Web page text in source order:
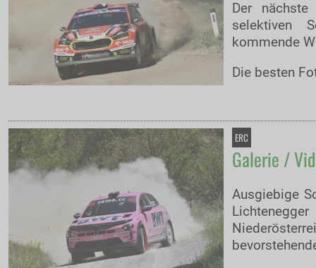
Der
selektiven
kommende
Die besten
ERC
Galerie /
Ausgiebige